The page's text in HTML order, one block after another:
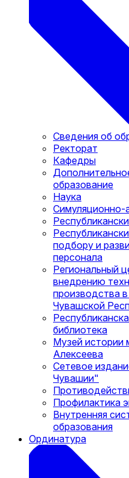
Сведения об
Ректорат
Кафедры
образование
Наука
Симуляционно-
подбору и
персонала
Региональный
внедрению
производства
Чувашской
библиотека
Музей истории
Алексеева
Сетевое
Чувашии"
Профилактика
Внутренняя
образования
Ординатура